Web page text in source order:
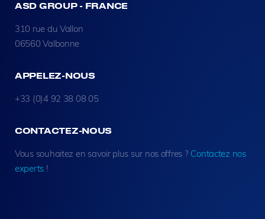
ASD GROUP - FRANCE
310 rue du Vallon
06560 Valbonne
APPELEZ-NOUS
+33 (0)4 92 38 08 05
CONTACTEZ-NOUS
Vous souhaitez en savoir plus sur nos offres ? Contactez nos
experts !